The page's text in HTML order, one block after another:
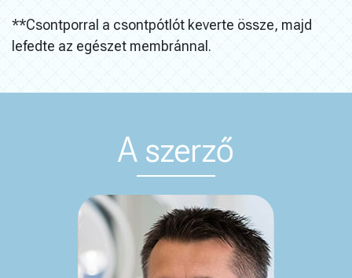
**Csontporral a csontpótlót keverte össze, majd
lefedte az egészet membránnal.
A szerző